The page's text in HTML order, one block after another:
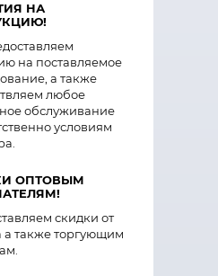
НА
на поставляемое
а также
любое
обслуживание
условиям
ОПТОВЫМ
скидки от
а также торгующим